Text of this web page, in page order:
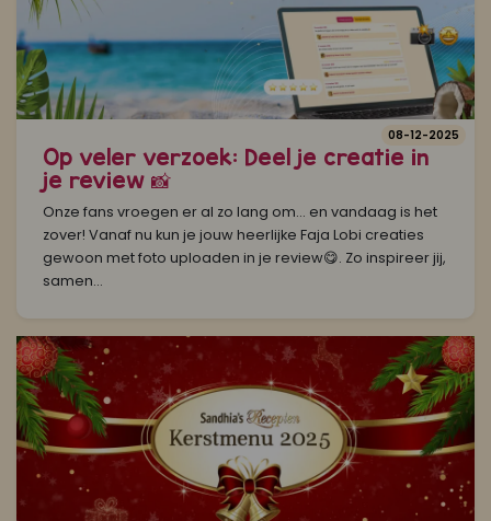
Op veler verzoek: Deel je creatie in
je review 📸
Onze fans vroegen er al zo lang om… en vandaag is het
zover! Vanaf nu kun je jouw heerlijke Faja Lobi creaties
gewoon met foto uploaden in je review😋. Zo inspireer jij,
samen...
08-12-2025